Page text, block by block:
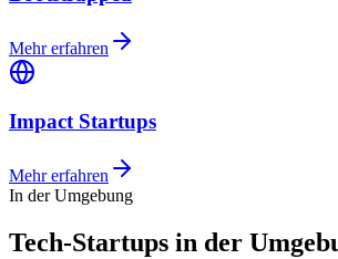
Mehr erfahren
Impact Startups
Mehr erfahren
In der Umgebung
Tech-Startups in der